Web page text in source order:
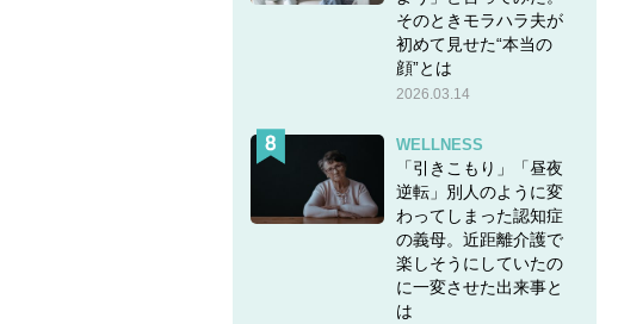
そのときモラハラ夫が
初めて見せた“本当の
顔”とは
2026.03.14
WELLNESS
「引きこもり」「昼夜
逆転」別人のように変
わってしまった認知症
の義母。近距離介護で
楽しそうにしていたの
に一変させた出来事と
は